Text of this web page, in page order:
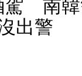
駕 南韓
出警